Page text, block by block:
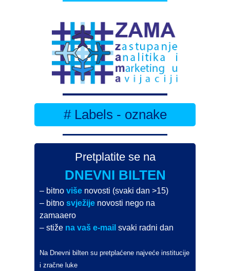
# Labels - oznake
Pretplatite se na
DNEVNI BILTEN
– bitnoviše novosti (svaki dan >15)
– bitnosvježije novosti nego na
zamaaero
– stiže na vaš e-mail svaki radni dan
Na Dnevni bilten su pretplaćene najveće institucije
i zračne luke